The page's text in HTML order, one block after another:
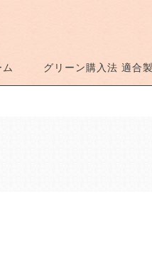
グリーン購入法 適合